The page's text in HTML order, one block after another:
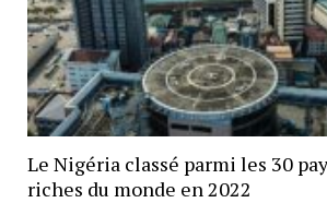
Le Nigéria classé parmi les 30
riches du monde en 2022